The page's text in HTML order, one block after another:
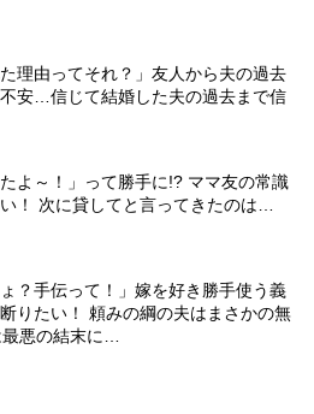
た理由ってそれ？」友人から夫の過去
安…信じて結婚した夫の過去まで信
たよ～！」って勝手に!? ママ友の常識
！ 次に貸してと言ってきたのは…
ょ？手伝って！」嫁を好き勝手使う義
りたい！ 頼みの綱の夫はまさかの無
悪の結末に…